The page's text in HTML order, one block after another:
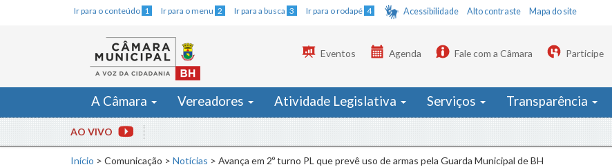
Ir para o conteúdo 1 Ir para o menu 2 Ir para a busca 3 Ir para o rodapé 4 Acessibilidade Alto contraste Mapa do site
Eventos Agenda Fale com a Câmara Participe
A Câmara Vereadores Atividade Legislativa Serviços Transparência
AO VIVO
Início > Comunicação > Notícias > Avança em 2º turno PL que prevê uso de armas pela Guarda Municipal de BH